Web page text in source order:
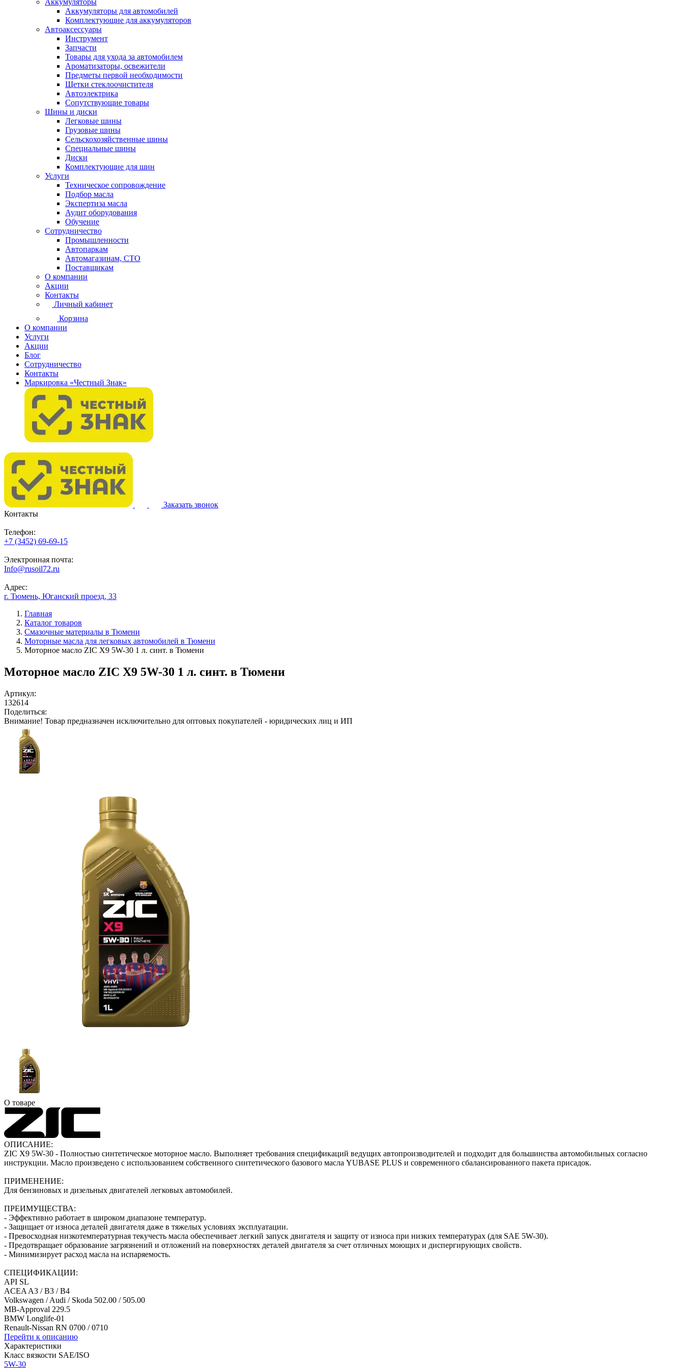
Аккумуляторы
Аккумуляторы для автомобилей
Комплектующие для аккумуляторов
Автоаксессуары
Инструмент
Запчасти
Товары для ухода за автомобилем
Ароматизаторы, освежители
Предметы первой необходимости
Щетки стеклоочистителя
Автоэлектрика
Сопутствующие товары
Шины и диски
Легковые шины
Грузовые шины
Сельскохозяйственные шины
Специальные шины
Диски
Комплектующие для шин
Услуги
Техническое сопровождение
Подбор масла
Экспертиза масла
Аудит оборудования
Обучение
Сотрудничество
Промышленности
Автопаркам
Автомагазинам, СТО
Поставщикам
О компании
Акции
Контакты
Личный кабинет
Корзина
О компании
Услуги
Акции
Блог
Сотрудничество
Контакты
Маркировка «Честный Знак»
Заказать звонок
Контакты
Телефон:
+7 (3452) 69-69-15
Электронная почта:
Info@rusoil72.ru
Адрес:
г. Тюмень, Юганский проезд, 33
Главная
Каталог товаров
Смазочные материалы в Тюмени
Моторные масла для легковых автомобилей в Тюмени
Моторное масло ZIC X9 5W-30 1 л. синт. в Тюмени
Моторное масло ZIC X9 5W-30 1 л. синт. в Тюмени
Артикул:
132614
Поделиться:
Внимание! Товар предназначен исключительно для оптовых покупателей - юридических лиц и ИП
О товаре
ОПИСАНИЕ:
ZIC X9 5W-30 - Полностью синтетическое моторное масло. Выполняет требования спецификаций ведущих автопроизводителей и подходит для большинства автомобильных согласно
инструкции. Масло произведено с использованием собственного синтетического базового масла YUBASE PLUS и современного сбалансированного пакета присадок.
ПРИМЕНЕНИЕ:
Для бензиновых и дизельных двигателей легковых автомобилей.
ПРЕИМУЩЕСТВА:
- Эффективно работает в широком диапазоне температур.
- Защищает от износа деталей двигателя даже в тяжелых условиях эксплуатации.
- Превосходная низкотемпературная текучесть масла обеспечивает легкий запуск двигателя и защиту от износа при низких температурах (для SAE 5W-30).
- Предотвращает образование загрязнений и отложений на поверхностях деталей двигателя за счет отличных моющих и диспергирующих свойств.
- Минимизирует расход масла на испаряемость.
СПЕЦИФИКАЦИИ:
API SL
ACEA A3 / B3 / B4
Volkswagen / Audi / Skoda 502.00 / 505.00
MB-Approval 229.5
BMW Longlife-01
Renault-Nissan RN 0700 / 0710
Перейти к описанию
Характеристики
Класс вязкости SAE/ISO
5W-30